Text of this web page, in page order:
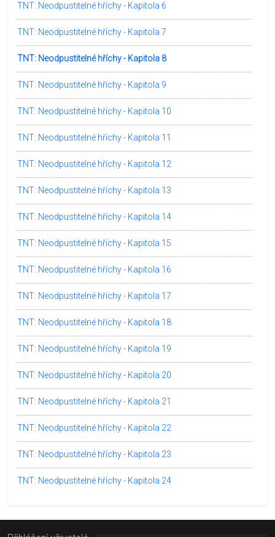
TNT: Neodpustitelné hříchy - Kapitola 6
TNT: Neodpustitelné hříchy - Kapitola 7
TNT: Neodpustitelné hříchy - Kapitola 8
TNT: Neodpustitelné hříchy - Kapitola 9
TNT: Neodpustitelné hříchy - Kapitola 10
TNT: Neodpustitelné hříchy - Kapitola 11
TNT: Neodpustitelné hříchy - Kapitola 12
TNT: Neodpustitelné hříchy - Kapitola 13
TNT: Neodpustitelné hříchy - Kapitola 14
TNT: Neodpustitelné hříchy - Kapitola 15
TNT: Neodpustitelné hříchy - Kapitola 16
TNT: Neodpustitelné hříchy - Kapitola 17
TNT: Neodpustitelné hříchy - Kapitola 18
TNT: Neodpustitelné hříchy - Kapitola 19
TNT: Neodpustitelné hříchy - Kapitola 20
TNT: Neodpustitelné hříchy - Kapitola 21
TNT: Neodpustitelné hříchy - Kapitola 22
TNT: Neodpustitelné hříchy - Kapitola 23
TNT: Neodpustitelné hříchy - Kapitola 24